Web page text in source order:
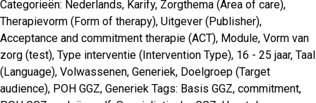
Categorieën: Nederlands, Karify, Zorgthema (Area of care),
Therapievorm (Form of therapy), Uitgever (Publisher),
Acceptance and commitment therapie (ACT), Module, Vorm van
zorg (test), Type interventie (Intervention Type), 16 - 25 jaar, Taal
(Language), Volwassenen, Generiek, Doelgroep (Target
audience), POH GGZ, Generiek Tags: Basis GGZ, commitment,